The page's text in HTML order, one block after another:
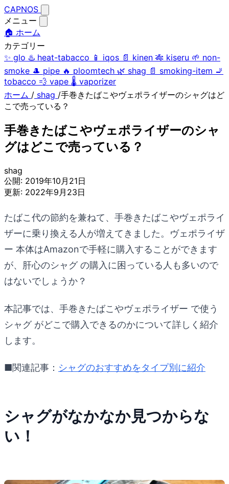
CAPNOS
メニュー
🏠 ホーム
カテゴリー
✨ glo ♨️ heat-tabacco 📱 iqos 📄 kinen 🎋 kiseru 🌱 non-
smoke 🎩 pipe 🔥 ploomtech 🌿 shag 📄 smoking-item 🚬
tobacco 💨 vape 🌡️ vaporizer
ホーム / shag /手巻きたばこやヴェポライザーのシャグはど
こで売っている？
手巻きたばこやヴェポライザーのシャ
グはどこで売っている？
shag
公開: 2019年10月21日
更新: 2022年9月23日
たばこ代の節約を兼ねて、手巻きたばこやヴェポライ
ザーに乗り換える人が増えてきました。ヴェポライザ
ー 本体はAmazonで手軽に購入することができます
が、肝心のシャグ の購入に困っている人も多いので
はないでしょうか？
本記事では、手巻きたばこやヴェポライザー で使う
シャグ がどこで購入できるのかについて詳しく紹介
します。
■関連記事： シャグのおすすめをタイプ別に紹介
シャグがなかなか見つからな
い！